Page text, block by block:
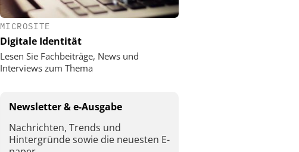
MICROSITE
Digitale Identität
Lesen Sie Fachbeiträge, News und
Interviews zum Thema
Newsletter & e-Ausgabe
Nachrichten, Trends und
Hintergründe sowie die neuesten E-